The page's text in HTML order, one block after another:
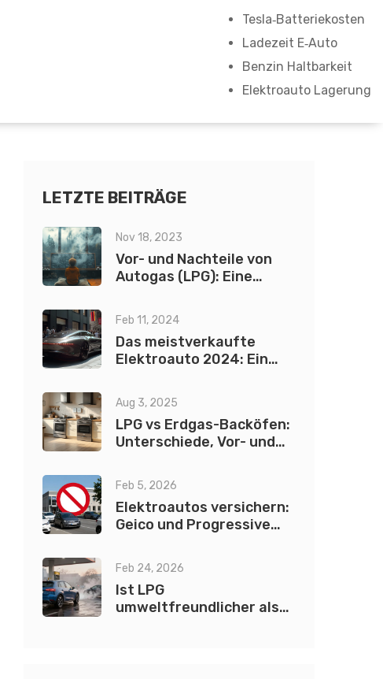
Tesla‑Batteriekosten
Ladezeit E‑Auto
Benzin Haltbarkeit
Elektroauto Lagerung
LETZTE BEITRÄGE
Nov 18, 2023
Vor- und Nachteile von
Autogas (LPG): Eine
Alternative
Feb 11, 2024
Das meistverkaufte
Elektroauto 2024: Ein
Aug 3, 2025
LPG vs Erdgas-Backöfen:
Unterschiede, Vor- und
Feb 5, 2026
Elektroautos versichern:
Geico und Progressive
stattdessen günstig?
Feb 24, 2026
Ist LPG
umweltfreundlicher als